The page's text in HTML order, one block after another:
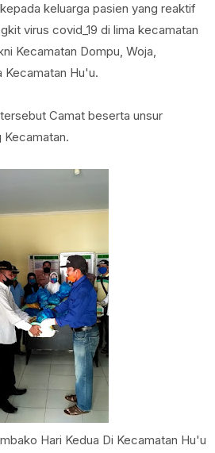
keluarga pasien yang reaktif
virus covid_19 di lima kecamatan
Kecamatan Dompu, Woja,
Kecamatan Hu'u.
Camat beserta unsur
Kecamatan.
Hari Kedua Di Kecamatan Hu'u